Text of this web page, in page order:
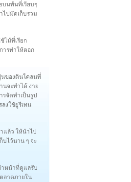
บนพ้นที่เรียบๆ
ไปมัดเก็บรวม
ไม้ที่เรียก
ารทำให้ตอก
นของดินโคลนที่
นจะทำได้ ง่าย
รจัดทำเป็นรูป
งใช้ยูรีเทน
แล้ว ให้นำไป
ไว้นาน ๆ จะ
หน้าที่ดูแลรับ
ลาดภายใน